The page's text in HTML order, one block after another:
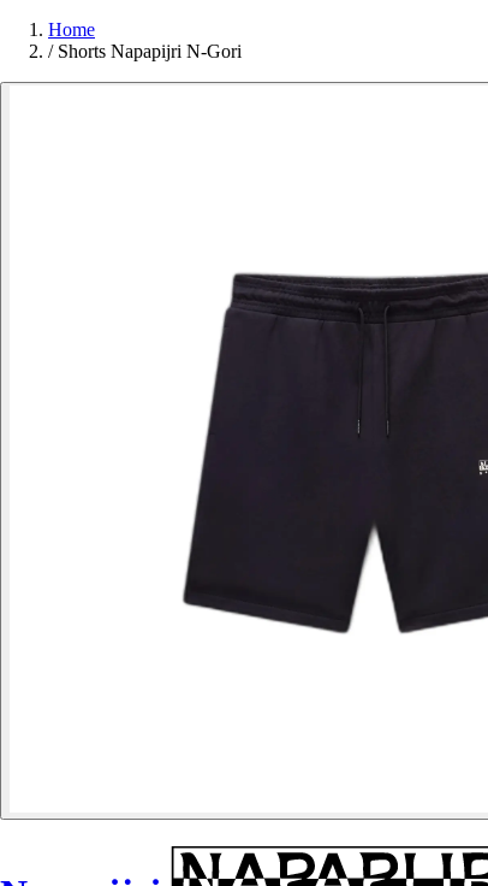
Home
/ Shorts Napapijri N-Gori